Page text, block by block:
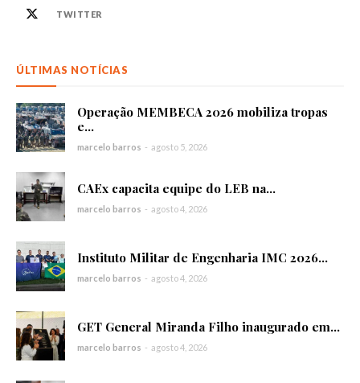
TWITTER
ÚLTIMAS NOTÍCIAS
Operação MEMBECA 2026 mobiliza tropas
e...
marcelo barros - agosto 5, 2026
CAEx capacita equipe do LEB na...
marcelo barros - agosto 4, 2026
Instituto Militar de Engenharia IMC 2026...
marcelo barros - agosto 4, 2026
GET General Miranda Filho inaugurado em...
marcelo barros - agosto 4, 2026